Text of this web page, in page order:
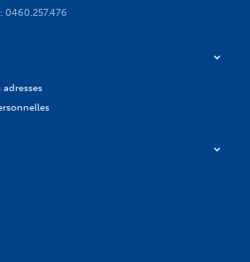
0460.257.476